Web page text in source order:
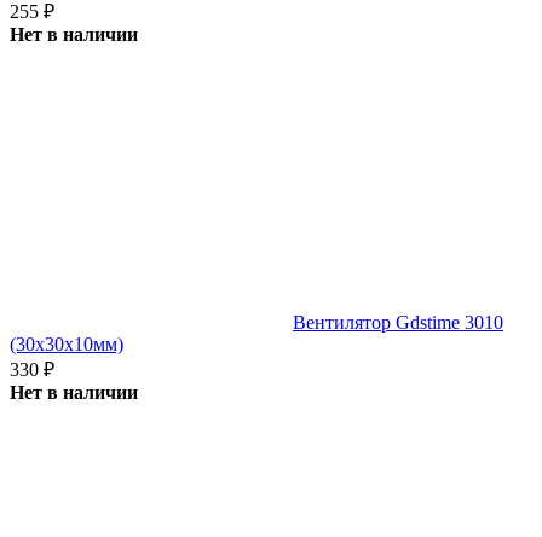
255 ₽
Нет в наличии
Вентилятор Gdstime 3010
(30х30x10мм)
330 ₽
Нет в наличии